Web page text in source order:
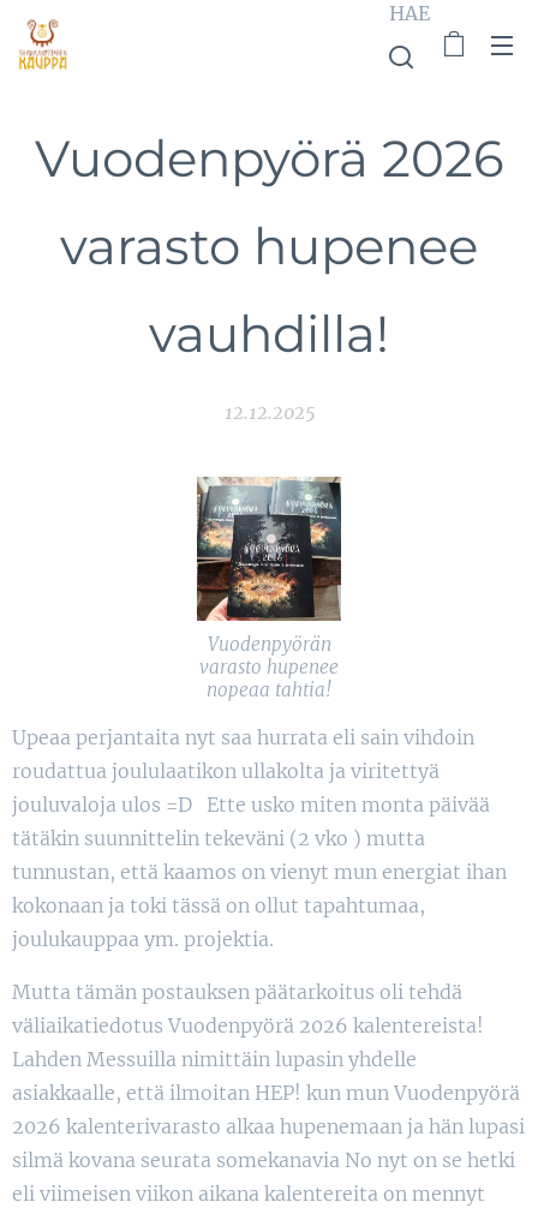
HAE
Vuodenpyörä 2026
varasto hupenee
vauhdilla!
12.12.2025
Vuodenpyörän
varasto hupenee
nopeaa tahtia!
Upeaa perjantaita nyt saa hurrata eli sain vihdoin
roudattua joululaatikon ullakolta ja viritettyä
jouluvaloja ulos =D Ette usko miten monta päivää
tätäkin suunnittelin tekeväni (2 vko ) mutta
tunnustan, että kaamos on vienyt mun energiat ihan
kokonaan ja toki tässä on ollut tapahtumaa,
joulukauppaa ym. projektia.
Mutta tämän postauksen päätarkoitus oli tehdä
väliaikatiedotus Vuodenpyörä 2026 kalentereista!
Lahden Messuilla nimittäin lupasin yhdelle
asiakkaalle, että ilmoitan HEP! kun mun Vuodenpyörä
2026 kalenterivarasto alkaa hupenemaan ja hän lupasi
silmä kovana seurata somekanavia No nyt on se hetki
eli viimeisen viikon aikana kalentereita on mennyt